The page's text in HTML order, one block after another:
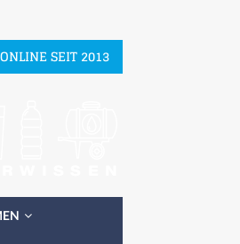
SEIT 2013